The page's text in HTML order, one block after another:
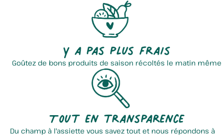
Y a pas plus frais
Goûtez de bons produits de saison récoltés le matin même
Tout en transparence
Du champ à l'assiette vous savez tout et nous répondons à